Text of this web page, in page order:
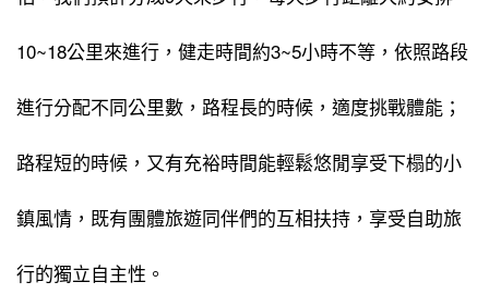
10~18公里來進行，健走時間約3~5小時不等，依照路段
進行分配不同公里數，路程長的時候，適度挑戰體能；
路程短的時候，又有充裕時間能輕鬆悠閒享受下榻的小
鎮風情，既有團體旅遊同伴們的互相扶持，享受自助旅
行的獨立自主性。